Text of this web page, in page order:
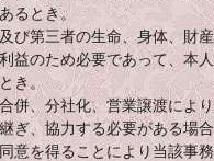
るとき。
び第三者の生命、身体、財
益のため必要であって、本
き。
併、分社化、営業譲渡によ
ぎ、協力する必要がある場
得ることにより当該事務